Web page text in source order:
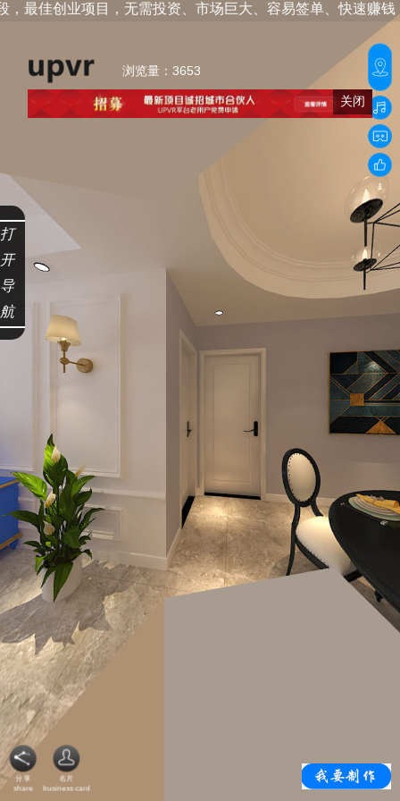
最佳创业项目，无需投资、市场巨大、容易签单、快速赚钱：
浏览量：3653
1
分享
share
名片
business card
打
开
导
航
关闭